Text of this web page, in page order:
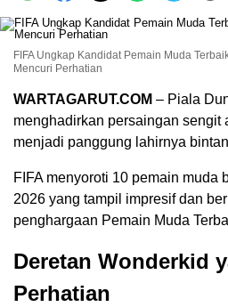
FIFA Ungkap Kandidat Pemain Muda
Mencuri Perhatian
WARTAGARUT.COM – Piala
menghadirkan persaingan sengit
menjadi panggung lahirnya
FIFA menyoroti 10 pemain muda
2026 yang tampil impresif dan
penghargaan Pemain Muda
Deretan Wonderkid
Perhatian